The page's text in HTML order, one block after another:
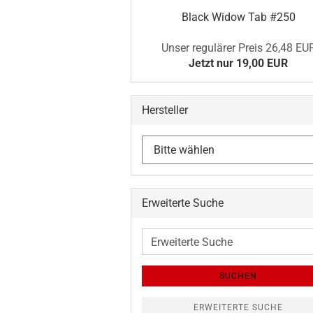
Black Widow Tab #250
Unser regulärer Preis 26,48
Jetzt nur 19,00 EUR
Hersteller
Erweiterte Suche
Erweiterte
SUCHEN
ERWEITERTE SUCHE